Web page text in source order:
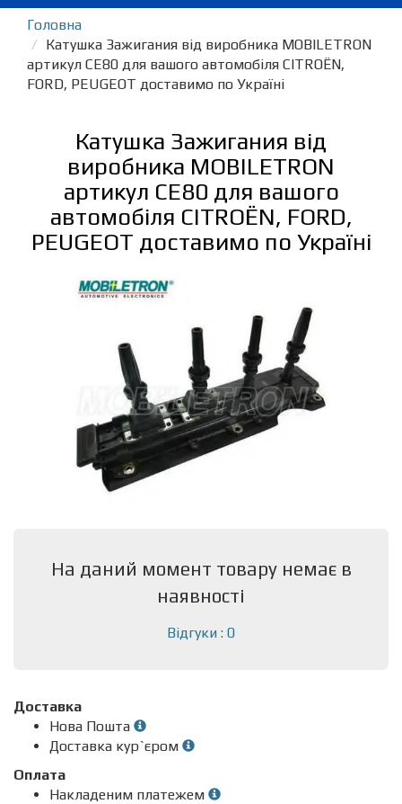
Головна
Катушка Зажигания від виробника MOBILETRON
артикул CE80 для вашого автомобіля CITROËN,
FORD, PEUGEOT доставимо по Україні
Катушка Зажигания від
виробника MOBILETRON
артикул CE80 для вашого
автомобіля CITROËN, FORD,
PEUGEOT доставимо по Україні
На даний момент товару немає в
наявності
Відгуки : 0
Доставка
Нова Пошта
Доставка кур`єром
Оплата
Накладеним платежем